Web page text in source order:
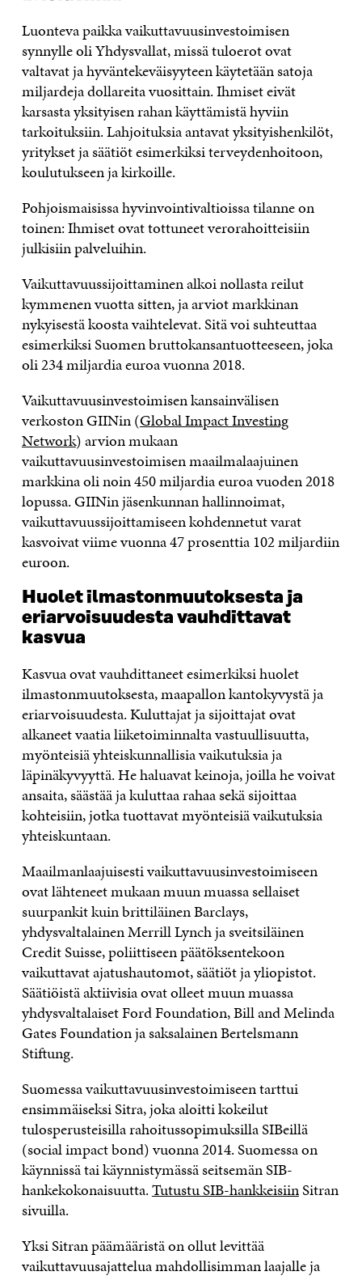
Luonteva paikka vaikuttavuusinvestoimisen
synnylle oli Yhdysvallat, missä tuloerot ovat
valtavat ja hyväntekeväisyyteen käytetään satoja
miljardeja dollareita vuosittain. Ihmiset eivät
karsasta yksityisen rahan käyttämistä hyviin
tarkoituksiin. Lahjoituksia antavat yksityishenkilöt,
yritykset ja säätiöt esimerkiksi terveydenhoitoon,
koulutukseen ja kirkoille.
Pohjoismaisissa hyvinvointivaltioissa tilanne on
toinen: Ihmiset ovat tottuneet verorahoitteisiin
julkisiin palveluihin.
Vaikuttavuussijoittaminen alkoi nollasta reilut
kymmenen vuotta sitten, ja arviot markkinan
nykyisestä koosta vaihtelevat. Sitä voi suhteuttaa
esimerkiksi Suomen bruttokansantuotteeseen, joka
oli 234 miljardia euroa vuonna 2018.
Vaikuttavuusinvestoimisen kansainvälisen
verkoston GIINin (Global Impact Investing
Network) arvion mukaan
vaikuttavuusinvestoimisen maailmalaajuinen
markkina oli noin 450 miljardia euroa vuoden 2018
lopussa. GIINin jäsenkunnan hallinnoimat,
vaikuttavuussijoittamiseen kohdennetut varat
kasvoivat viime vuonna 47 prosenttia 102 miljardiin
euroon.
Huolet ilmastonmuutoksesta ja
eriarvoisuudesta vauhdittavat
kasvua
Kasvua ovat vauhdittaneet esimerkiksi huolet
ilmastonmuutoksesta, maapallon kantokyvystä ja
eriarvoisuudesta. Kuluttajat ja sijoittajat ovat
alkaneet vaatia liiketoiminnalta vastuullisuutta,
myönteisiä yhteiskunnallisia vaikutuksia ja
läpinäkyvyyttä. He haluavat keinoja, joilla he voivat
ansaita, säästää ja kuluttaa rahaa sekä sijoittaa
kohteisiin, jotka tuottavat myönteisiä vaikutuksia
yhteiskuntaan.
Maailmanlaajuisesti vaikuttavuusinvestoimiseen
ovat lähteneet mukaan muun muassa sellaiset
suurpankit kuin brittiläinen Barclays,
yhdysvaltalainen Merrill Lynch ja sveitsiläinen
Credit Suisse, poliittiseen päätöksentekoon
vaikuttavat ajatushautomot, säätiöt ja yliopistot.
Säätiöistä aktiivisia ovat olleet muun muassa
yhdysvaltalaiset Ford Foundation, Bill and Melinda
Gates Foundation ja saksalainen Bertelsmann
Stiftung.
Suomessa vaikuttavuusinvestoimiseen tarttui
ensimmäiseksi Sitra, joka aloitti kokeilut
tulosperusteisilla rahoitussopimuksilla SIBeillä
(social impact bond) vuonna 2014. Suomessa on
käynnissä tai käynnistymässä seitsemän SIB-
hankekokonaisuutta.Tutustu SIB-hankkeisiinSitran
sivuilla.
Yksi Sitran päämääristä on ollut levittää
vaikuttavuusajattelua mahdollisimman laajalle ja